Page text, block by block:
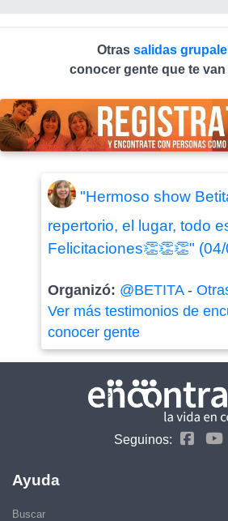
Otras salidas
conocer gente que te
"Hermoso show
repertorio, el lugar, todo
Felicitaciones👏👏👏"
Organizó: @BETITA-
Ver más testimonios de
conocer gente
Seguinos:
Ayuda
Buscar